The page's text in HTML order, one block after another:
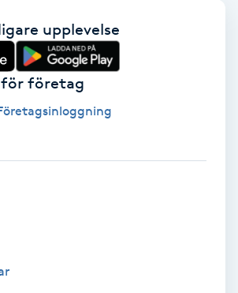
upplevelse
företag